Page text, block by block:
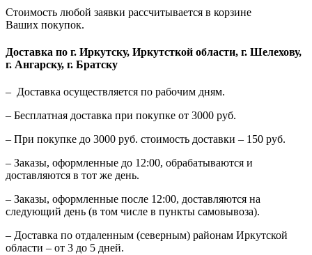
Стоимость любой заявки рассчитывается в корзине
Ваших покупок.
Доставка по г. Иркутску, Иркутсткой области, г. Шелехову,
г. Ангарску, г. Братску
– Доставка осуществляется по рабочим дням.
– Бесплатная доставка при покупке от 3000 руб.
– При покупке до 3000 руб. стоимость доставки – 150 руб.
– Заказы, оформленные до 12:00, обрабатываются и
доставляются в тот же день.
– Заказы, оформленные после 12:00, доставляются на
следующий день (в том числе в пункты самовывоза).
– Доставка по отдаленным (северным) районам Иркутской
области – от 3 до 5 дней.